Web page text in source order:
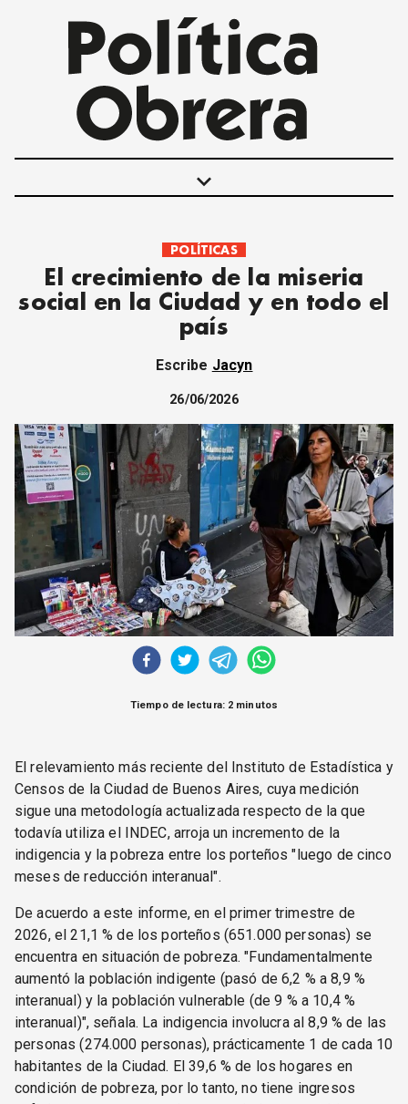
keyboard_arrow_down
POLÍTICAS
INTERNACIONALES
MOVIMIENTO OBRERO
MUJER
SOCIEDAD Y CULTURA
JUVENTUD
CORREO DE LECTORES
DEBATE
ARCHIVO
DECLARACIONES
OPINIÓN
ALTAMIRA RESPONDE
Política Obrera Revista
CONTACTO
POLÍTICAS
El crecimiento de la miseria
social en la Ciudad y en todo el
país
Escribe Jacyn
26/06/2026
Tiempo de lectura: 2 minutos
El relevamiento más reciente del Instituto de Estadística y
Censos de la Ciudad de Buenos Aires, cuya medición
sigue una metodología actualizada respecto de la que
todavía utiliza el INDEC, arroja un incremento de la
indigencia y la pobreza entre los porteños "luego de cinco
meses de reducción interanual".
De acuerdo a este informe, en el primer trimestre de
2026, el 21,1 % de los porteños (651.000 personas) se
encuentra en situación de pobreza. "Fundamentalmente
aumentó la población indigente (pasó de 6,2 % a 8,9 %
interanual) y la población vulnerable (de 9 % a 10,4 %
interanual)", señala. La indigencia involucra al 8,9 % de las
personas (274.000 personas), prácticamente 1 de cada 10
habitantes de la Ciudad. El 39,6 % de los hogares en
condición de pobreza, por lo tanto, no tiene ingresos